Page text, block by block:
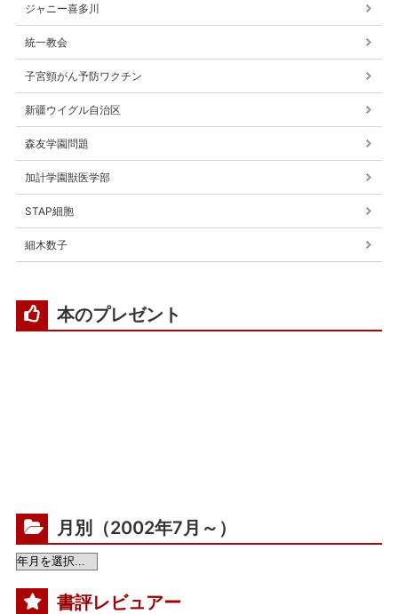
ジャニー喜多川
統一教会
子宮頸がん予防ワクチン
新疆ウイグル自治区
森友学園問題
加計学園獣医学部
STAP細胞
細木数子
本のプレゼント
月別（2002年7月～）
書評レビュアー